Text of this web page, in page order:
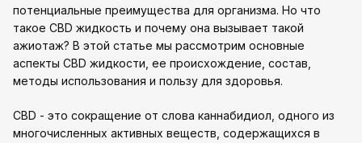
потенциальные преимущества для организма. Но что
такое CBD жидкость и почему она вызывает такой
ажиотаж? В этой статье мы рассмотрим основные
аспекты CBD жидкости, ее происхождение, состав,
методы использования и пользу для здоровья.
CBD - это сокращение от слова каннабидиол, одного из
многочисленных активных веществ, содержащихся в